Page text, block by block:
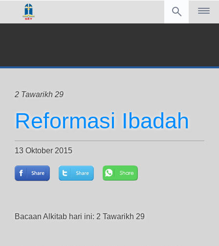
2 Tawarikh 29
Reformasi Ibadah
13 Oktober 2015
Bacaan Alkitab hari ini: 2 Tawarikh 29